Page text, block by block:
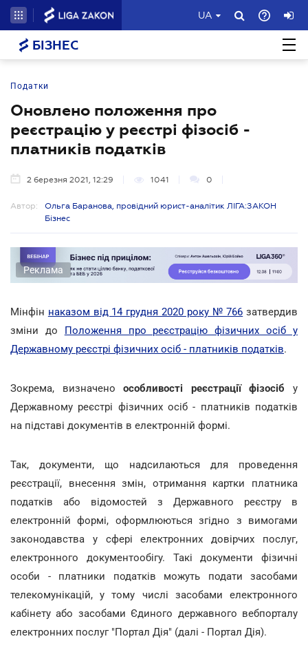
UA
БІЗНЕС
Податки
Оновлено положення про
реєстрацію у реєстрі фізосіб -
платників податків
2 березня 2021, 12:29 1041 0
Автор:
Ольга Баранова, провідний юрист-аналітик ЛІГА:ЗАКОН
Бізнес
Реклама
Мінфін наказом від 14 грудня 2020 року № 766 затвердив
зміни до Положення про реєстрацію фізичних осіб у
Державному реєстрі фізичних осіб - платників податків.
Зокрема, визначеноособливості реєстрації фізосіб у
Державному реєстрі фізичних осіб - платників податків
на підставі документів в електронній формі.
Так, документи, що надсилаються для проведення
реєстрації, внесення змін, отримання картки платника
податків або відомостей з Державного реєстру в
електронній формі, оформлюються згідно з вимогами
законодавства у сфері електронних довірчих послуг,
електронного документообігу. Такі документи фізичні
особи - платники податків можуть подати засобами
телекомунікацій, у тому числі засобами електронного
кабінету або засобами Єдиного державного вебпорталу
електронних послуг "Портал Дія" (далі - Портал Дія).